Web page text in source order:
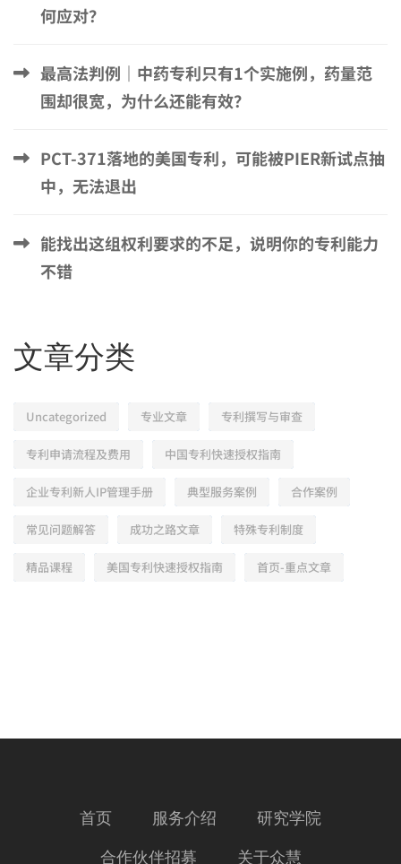
何应对？
最高法判例｜中药专利只有1个实施例，药量范
围却很宽，为什么还能有效？
PCT-371落地的美国专利，可能被PIER新试点抽
中，无法退出
能找出这组权利要求的不足，说明你的专利能力
不错
文章分类
Uncategorized 专业文章 专利撰写与审查
专利申请流程及费用 中国专利快速授权指南
企业专利新人IP管理手册 典型服务案例 合作案例
常见问题解答 成功之路文章 特殊专利制度
精品课程 美国专利快速授权指南 首页-重点文章
首页 服务介绍 研究学院
合作伙伴招募 关于众慧